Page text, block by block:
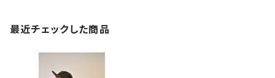
最近チェックした商品